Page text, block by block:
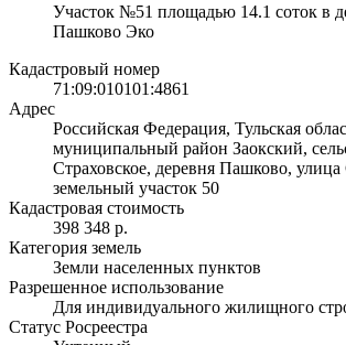
Участок №51 площадью 14.1 соток в
Пашково Эко
Кадастровый номер
71:09:010101:4861
Адрес
Российская Федерация, Тульская
муниципальный район Заокский,
Страховское, деревня Пашково, улица
земельный участок 50
Кадастровая стоимость
398 348 р.
Категория земель
Земли населенных пунктов
Разрешенное использование
Для индивидуального жилищного
Статус Росреестра